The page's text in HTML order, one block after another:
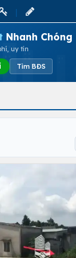
Nhanh Chóng
uy tín
Tìm BĐS